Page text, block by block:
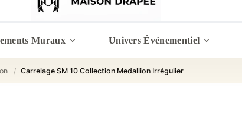
Muraux Univers Événementiel
/ Carrelage SM 10 Collection Medallion Irrégulier